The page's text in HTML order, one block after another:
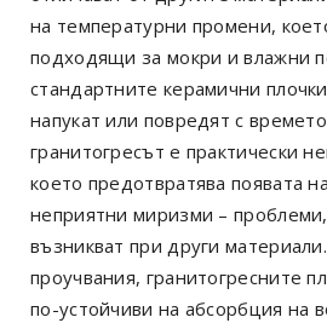
на температурни промени,
подходящи за мокри и влажни
стандартните керамични
напукат или повредят с
гранитогресът е практически
което предотвратява появата
неприятни миризми –
възникват при други
проучвания, гранитогресните
по-устойчиви на абсорбция на